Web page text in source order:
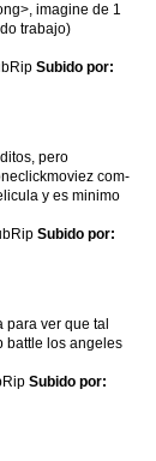
imagine de 1
trabajo)
Subido por:
pero
com-
y es minimo
Subido por:
para ver que tal
battle los angeles
Subido por: